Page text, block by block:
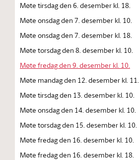
Møte tirsdag den 6. desember kl. 18.
Møte onsdag den 7. desember kl. 10.
Møte onsdag den 7. desember kl. 18.
Møte torsdag den 8. desember kl. 10.
Møte fredag den 9. desember kl. 10.
Møte mandag den 12. desember kl. 11.
Møte tirsdag den 13. desember kl. 10.
Møte onsdag den 14. desember kl. 10.
Møte torsdag den 15. desember kl. 10.
Møte fredag den 16. desember kl. 10.
Møte fredag den 16. desember kl. 18.